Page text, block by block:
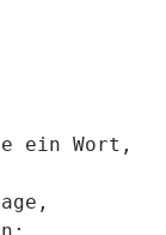
ein Wort,